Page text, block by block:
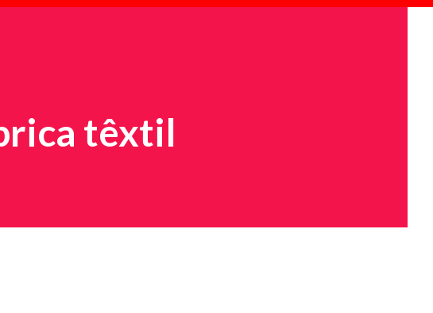
têxtil